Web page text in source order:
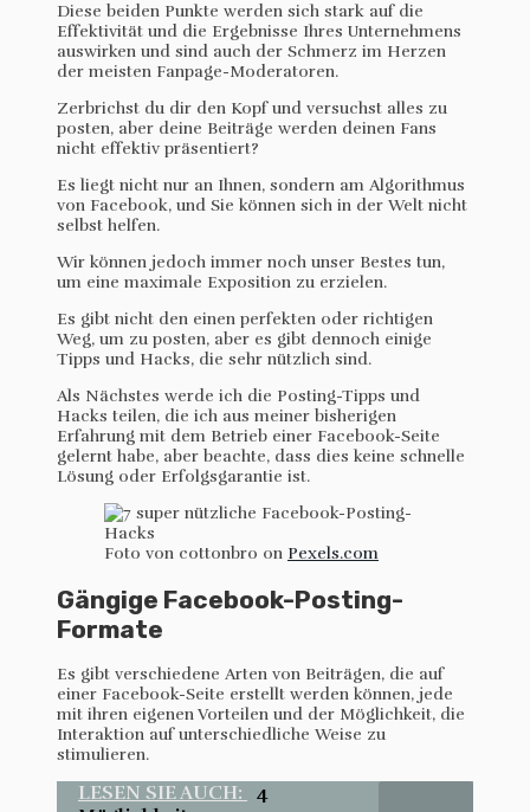
Diese beiden Punkte werden sich stark auf die
Effektivität und die Ergebnisse Ihres Unternehmens
auswirken und sind auch der Schmerz im Herzen
der meisten Fanpage-Moderatoren.
Zerbrichst du dir den Kopf und versuchst alles zu
posten, aber deine Beiträge werden deinen Fans
nicht effektiv präsentiert?
Es liegt nicht nur an Ihnen, sondern am Algorithmus
von Facebook, und Sie können sich in der Welt nicht
selbst helfen.
Wir können jedoch immer noch unser Bestes tun,
um eine maximale Exposition zu erzielen.
Es gibt nicht den einen perfekten oder richtigen
Weg, um zu posten, aber es gibt dennoch einige
Tipps und Hacks, die sehr nützlich sind.
Als Nächstes werde ich die Posting-Tipps und
Hacks teilen, die ich aus meiner bisherigen
Erfahrung mit dem Betrieb einer Facebook-Seite
gelernt habe, aber beachte, dass dies keine schnelle
Lösung oder Erfolgsgarantie ist.
Foto von cottonbro on Pexels.com
Gängige Facebook-Posting-
Formate
Es gibt verschiedene Arten von Beiträgen, die auf
einer Facebook-Seite erstellt werden können, jede
mit ihren eigenen Vorteilen und der Möglichkeit, die
Interaktion auf unterschiedliche Weise zu
stimulieren.
LESEN SIE AUCH:
4